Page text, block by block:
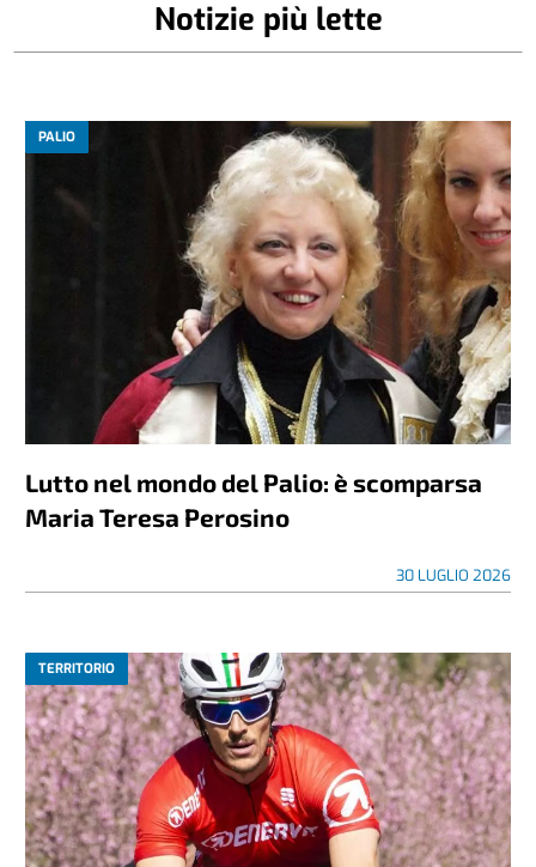
Notizie più lette
PALIO
Lutto nel mondo del Palio: è scomparsa
Maria Teresa Perosino
30 LUGLIO 2026
TERRITORIO